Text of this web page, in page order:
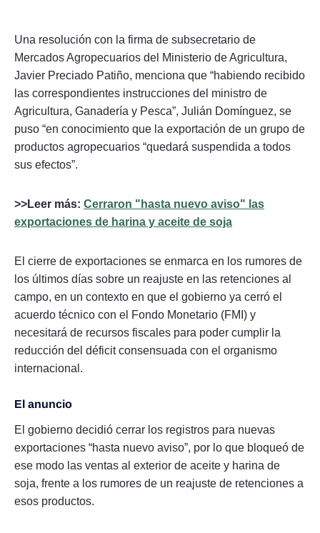
Una resolución con la firma de subsecretario de
Mercados Agropecuarios del Ministerio de Agricultura,
Javier Preciado Patiño, menciona que “habiendo recibido
las correspondientes instrucciones del ministro de
Agricultura, Ganadería y Pesca”, Julián Domínguez, se
puso “en conocimiento que la exportación de un grupo de
productos agropecuarios “quedará suspendida a todos
sus efectos”.
>>Leer más: Cerraron "hasta nuevo aviso" las
exportaciones de harina y aceite de soja
El cierre de exportaciones se enmarca en los rumores de
los últimos días sobre un reajuste en las retenciones al
campo, en un contexto en que el gobierno ya cerró el
acuerdo técnico con el Fondo Monetario (FMI) y
necesitará de recursos fiscales para poder cumplir la
reducción del déficit consensuada con el organismo
internacional.
El anuncio
El gobierno decidió cerrar los registros para nuevas
exportaciones “hasta nuevo aviso”, por lo que bloqueó de
ese modo las ventas al exterior de aceite y harina de
soja, frente a los rumores de un reajuste de retenciones a
esos productos.